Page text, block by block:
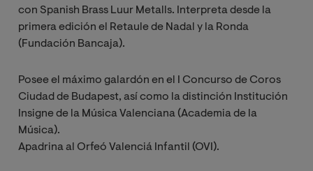
con Spanish Brass Luur Metalls. Interpreta desde la
primera edición el Retaule de Nadal y la Ronda
(Fundación Bancaja).
Posee el máximo galardón en el I Concurso de Coros
Ciudad de Budapest, así como la distinción Institución
Insigne de la Música Valenciana (Academia de la
Música).
Apadrina al Orfeó Valenciá Infantil (OVI).